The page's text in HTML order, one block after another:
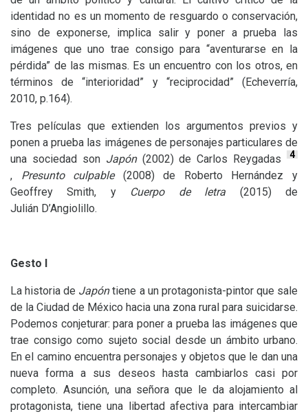
identidad no es un momento de resguardo o conservación,
sino de exponerse, implica salir y poner a prueba las
imágenes que uno trae consigo para “aventurarse en la
pérdida” de las mismas. Es un encuentro con los otros, en
términos de “interioridad” y “reciprocidad” (Echeverría,
2010, p.164).
Tres películas que extienden los argumentos previos y
ponen a prueba las imágenes de personajes particulares de
una sociedad son Japón (2002) de Carlos Reygadas 4
, Presunto culpable(2008) de Roberto Hernández y
Geoffrey Smith, y Cuerpo de letra (2015) de
Julián D’Angiolillo.
Gesto I
La historia de Japóntiene a un protagonista-pintor que sale
de la Ciudad de México hacia una zona rural para suicidarse.
Podemos conjeturar: para poner a prueba las imágenes que
trae consigo como sujeto social desde un ámbito urbano.
En el camino encuentra personajes y objetos que le dan una
nueva forma a sus deseos hasta cambiarlos casi por
completo. Asunción, una señora que le da alojamiento al
protagonista, tiene una libertad afectiva para intercambiar